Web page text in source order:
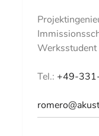
Werksstudent
Tel.: +49-